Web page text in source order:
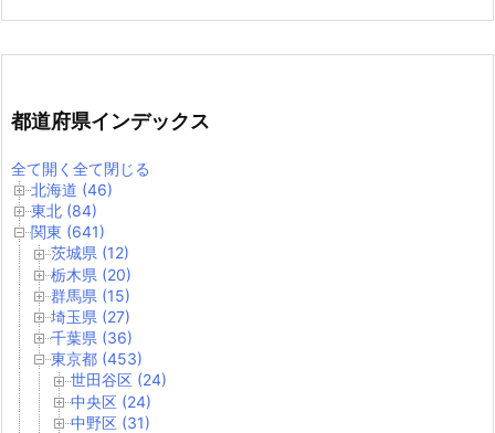
都道府県インデックス
全て開く 全て閉じる
北海道 (46)
東北 (84)
関東 (641)
茨城県 (12)
栃木県 (20)
群馬県 (15)
埼玉県 (27)
千葉県 (36)
東京都 (453)
世田谷区 (24)
中央区 (24)
中野区 (31)